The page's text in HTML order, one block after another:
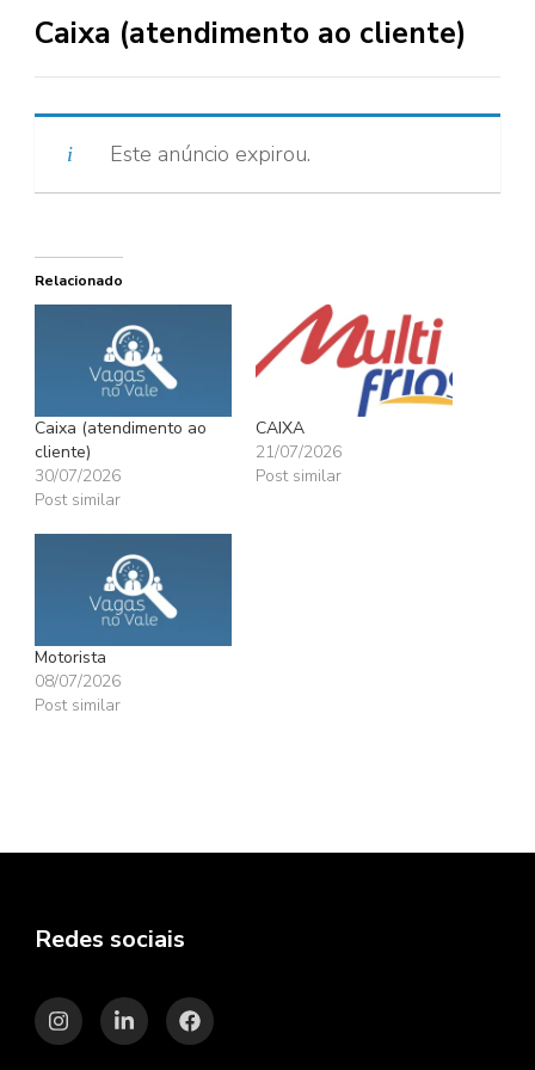
Caixa (atendimento ao cliente)
Este anúncio expirou.
Relacionado
Caixa (atendimento ao
cliente)
30/07/2026
Post similar
CAIXA
21/07/2026
Post similar
Motorista
08/07/2026
Post similar
Redes sociais